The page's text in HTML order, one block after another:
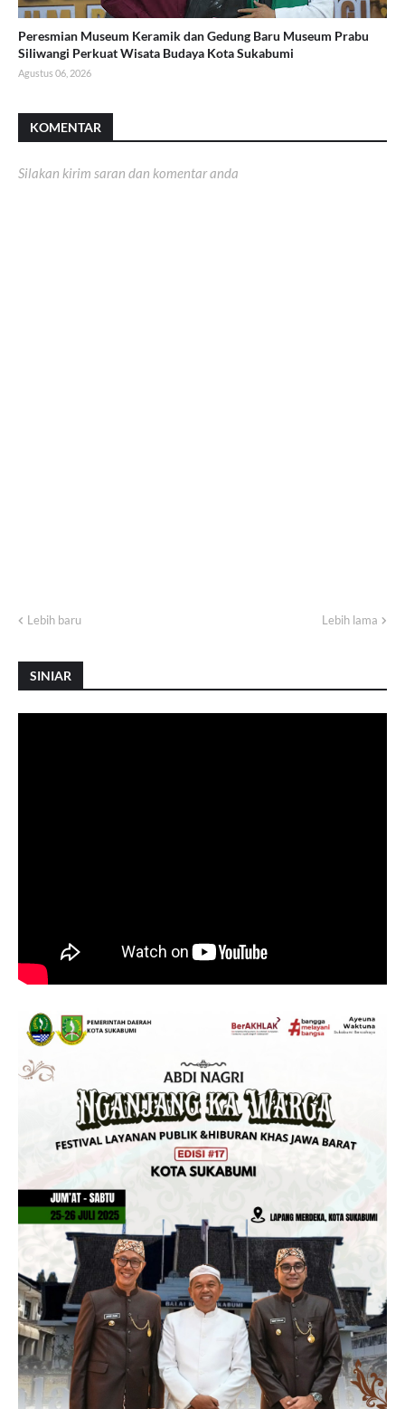
Peresmian Museum Keramik dan Gedung Baru Museum Prabu
Siliwangi Perkuat Wisata Budaya Kota Sukabumi
Agustus 06, 2026
KOMENTAR
Silakan kirim saran dan komentar anda
Lebih baru Lebih lama
SINIAR